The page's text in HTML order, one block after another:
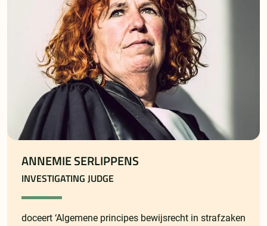
ANNEMIE SERLIPPENS
INVESTIGATING JUDGE
doceert ‘Algemene principes bewijsrecht in strafzaken